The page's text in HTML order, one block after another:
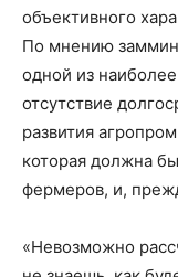
объективного
По мнению
одной из
отсутствие
развития
которая должна
фермеров, и,
«Невозможно